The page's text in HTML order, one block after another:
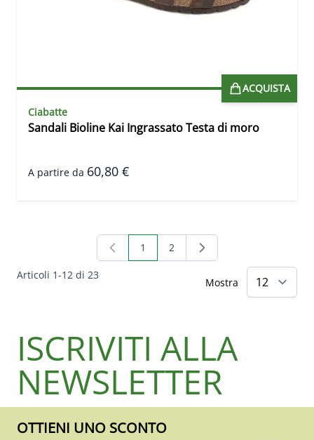
ACQUISTA
Ciabatte
Sandali Bioline Kai Ingrassato Testa di moro
A partire da 60,80 €
Articoli 1-12 di 23
Attualmente stai leggendo la pagina
1 Pagina
2
Mostra
ISCRIVITI ALLA
NEWSLETTER
OTTIENI UNO SCONTO